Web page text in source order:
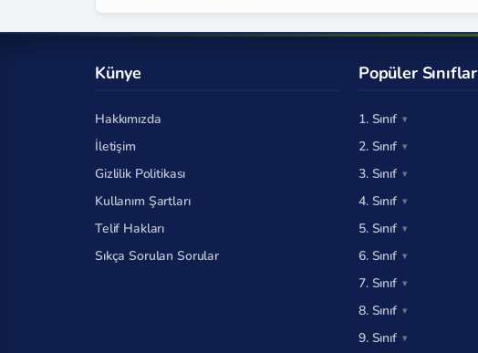
Künye
Hakkımızda
İletişim
Gizlilik Politikası
Kullanım Şartları
Telif Hakları
Sıkça Sorulan Sorular
Popüler Sınıflar
1. Sınıf
2. Sınıf
3. Sınıf
4. Sınıf
5. Sınıf
6. Sınıf
7. Sınıf
8. Sınıf
9. Sınıf